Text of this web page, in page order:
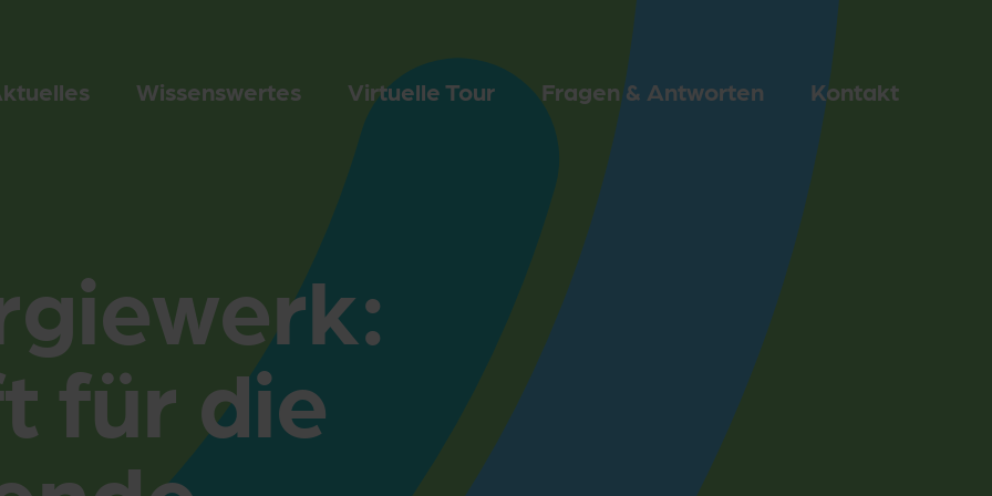
Wissenswertes Virtuelle Tour Fragen & Antworten Kontakt
für die